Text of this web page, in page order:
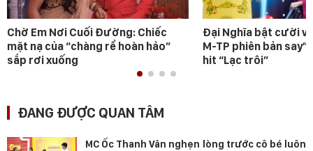
Chờ Em Nơi Cuối Đường: Chiếc
mặt nạ của “chàng rể hoàn hảo”
sắp rơi xuống
Đại Nghĩa bật cười
M-TP phiên bản say”
hit “Lạc trôi”
ĐANG ĐƯỢC QUAN TÂM
MC Ốc Thanh Vân nghẹn lòng trước cô bé luôn